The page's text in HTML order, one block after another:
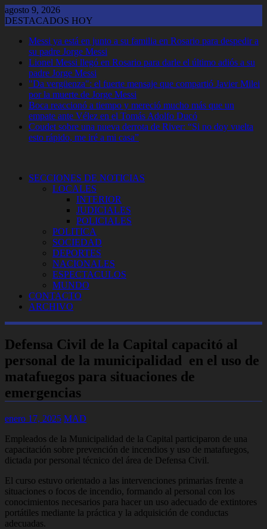
Saltar
al
agosto 9, 2026
DESTACADOS HOY
Messi ya está en junto a su familia en Rosario para despedir a
su padre Jorge Messi
Lionel Messi llegó en Rosario para darle el último adiós a su
padre Jorge Messi
"Da vergüenza": el fuerte mensaje que compartió Javier Milei
por la muerte de Jorge Messi
Boca reaccionó a tiempo y mereció mucho más que un
empate ante Vélez en el Tomás Adolfo Ducó
Coudet sobre una nueva derrota de River: “Si no doy vuelta
esto rápido, me iré a mi casa”
SECCIONES DE NOTICIAS
LOCALES
INTERIOR
JUDICIALES
POLICIALES
POLITICA
SOCIEDAD
DEPORTES
NACIONALES
ESPECTACULOS
MUNDO
CONTACTO
ARCHIVO
Defensa Civil de la Capital capacitó al
personal de la municipalidad en el uso de
matafuegos para situaciones de
emergencias
enero 17, 2025 MAD
Empleados de la Municipalidad de la Capital participaron de una
capacitación sobre prevención de incendios y uso de matafuegos,
dictada por personal técnico del área de Defensa Civil.
El curso estuvo orientado a las intervenciones primarias frente a
situaciones o focos de incendio, formando al personal con los
conocimientos necesarios para hacer un uso adecuado de extintores
portátiles mediante la práctica y la adquisición de conductas
adecuadas.